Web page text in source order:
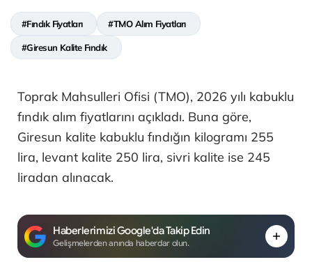
#Fındık Fiyatları #TMO Alım Fiyatları
#Giresun Kalite Fındık
Toprak Mahsulleri Ofisi (TMO), 2026 yılı kabuklu
fındık alım fiyatlarını açıkladı. Buna göre,
Giresun kalite kabuklu fındığın kilogramı 255
lira, levant kalite 250 lira, sivri kalite ise 245
liradan alınacak.
Haberlerimizi Google'da Takip Edin
Gelişmelerden anında haberdar olun.